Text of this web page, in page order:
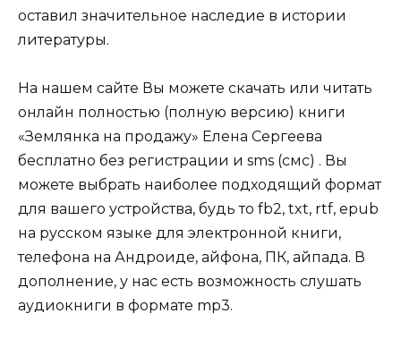
оставил значительное наследие в истории
литературы.
На нашем сайте Вы можете скачать или читать
онлайн полностью (полную версию) книги
«Землянка на продажу» Елена Сергеева
бесплатно без регистрации и sms (смс) . Вы
можете выбрать наиболее подходящий формат
для вашего устройства, будь то fb2, txt, rtf, epub
на русском языке для электронной книги,
телефона на Андроиде, айфона, ПК, айпада. В
дополнение, у нас есть возможность слушать
аудиокниги в формате mp3.